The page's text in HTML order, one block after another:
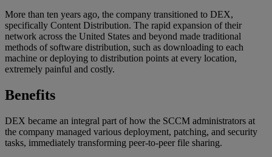
More than ten years ago, the company transitioned to DEX,
specifically Content Distribution. The rapid expansion of their
network across the United States and beyond made traditional
methods of software distribution, such as downloading to each
machine or deploying to distribution points at every location,
extremely painful and costly.
Benefits
DEX became an integral part of how the SCCM administrators at
the company managed various deployment, patching, and security
tasks, immediately transforming peer-to-peer file sharing.